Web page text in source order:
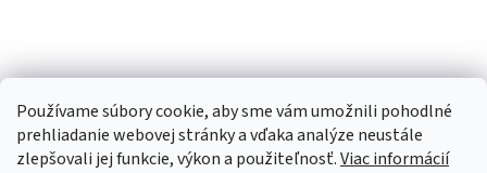
Používame súbory cookie, aby sme vám umožnili pohodlné
prehliadanie webovej stránky a vďaka analýze neustále
zlepšovali jej funkcie, výkon a použiteľnosť.Viac informácií